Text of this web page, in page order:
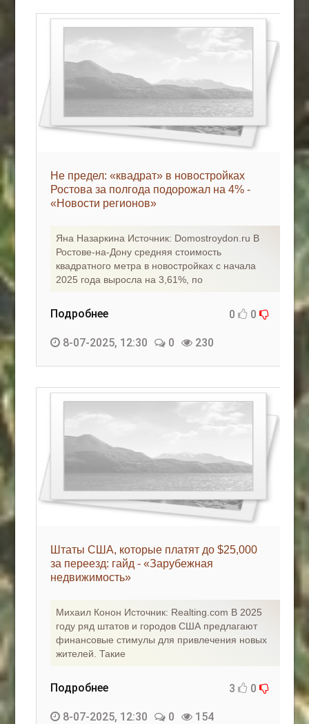
Не предел: «квадрат» в новостройках
Ростова за полгода подорожал на 4% -
«Новости регионов»
Яна Назаркина Источник: Domostroydon.ru В
Ростове-на-Дону средняя стоимость
квадратного метра в новостройках с начала
2025 года выросла на 3,61%, по
Подробнее 0 0
8-07-2025, 12:30 0 230
Штаты США, которые платят до $25,000
за переезд: гайд - «Зарубежная
недвижимость»
Михаил Конон Источник: Realting.com В 2025
году ряд штатов и городов США предлагают
финансовые стимулы для привлечения новых
жителей. Такие
Подробнее 3 0
8-07-2025, 12:30 0 154